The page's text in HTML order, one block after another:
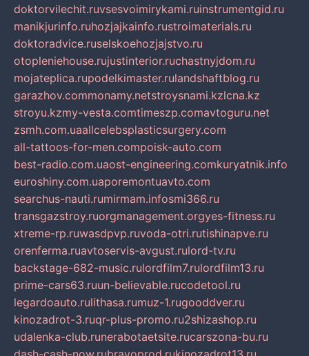
doktorvilechit.ruvsesvoimirykami.ruinstrumentgid.ru
manikjurinfo.ruhozjajkainfo.rustroimaterials.ru
doktoradvice.ruselskoehozjajstvo.ru
otopleniehouse.rujustinterior.ruchastnyjdom.ru
mojateplica.rupodelkimaster.rulandshaftblog.ru
garazhov.commonamy.netstroysnami.kzlcna.kz
stroyu.kzmy-vesta.comtimeszp.comavtoguru.net
zsmh.com.uaallcelebsplasticsurgery.com
all-tattoos-for-men.compoisk-auto.com
best-radio.com.uaost-engineering.comkuryatnik.info
euroshiny.com.uaporemontuavto.com
searchus-nauti.rumirmam.infosmi366.ru
transgazstroy.ruorgmanagement.orgyes-fitness.ru
xtreme-rp.ruwasdpvp.ruvoda-otri.rutishinapve.ru
orenferma.ruavtoservis-avgust.rulord-tv.ru
backstage-682-music.rulordfilm7.rulordfilm13.ru
prime-cars63.ruun-believable.rucodetool.ru
legardoauto.rulithasa.rumuz-1.rugooddver.ru
kinozadrot-3.ruqr-plus-promo.ru2shizashop.ru
udalenka-club.runerabotaetsite.rucarszona-bu.ru